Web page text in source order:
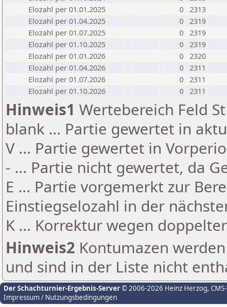
Elozahl per 01.01.2025
0 2313
Elozahl per 01.04.2025
0 2319
Elozahl per 01.07.2025
0 2319
Elozahl per 01.10.2025
0 2319
Elozahl per 01.01.2026
0 2320
Elozahl per 01.04.2026
0 2311
Elozahl per 01.07.2026
0 2311
Elozahl per 01.10.2026
0 2311
Hinweis1 Wertebereich Feld
blank ... Partie gewertet in
V ... Partie gewertet in
- ... Partie nicht gewertet, da
E ... Partie vorgemerkt zur
Einstiegselozahl in der
K ... Korrektur wegen
Hinweis2 Kontumazen
und sind in der Liste nicht
Der Schachturnier-Ergebnis-Server© 2006-2026 Heinz Herzog,
Impressum / Nutzungsbedingungen